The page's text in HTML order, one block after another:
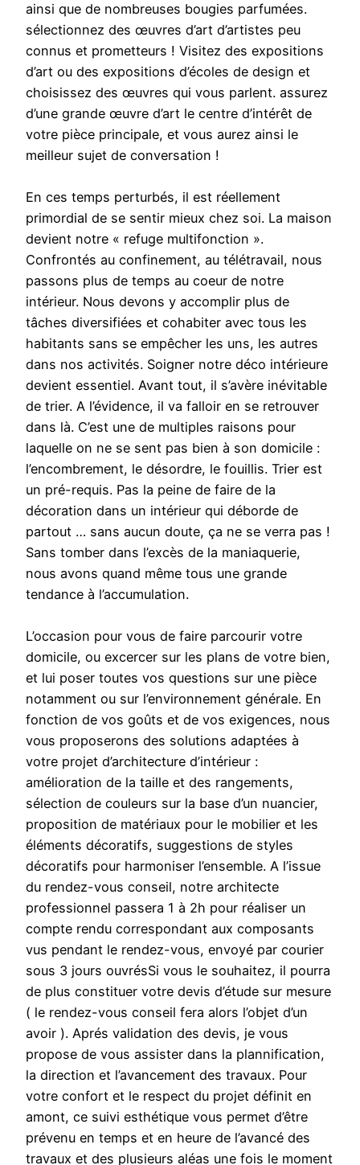
ainsi que de nombreuses bougies parfumées.
sélectionnez des œuvres d’art d’artistes peu
connus et prometteurs ! Visitez des expositions
d’art ou des expositions d’écoles de design et
choisissez des œuvres qui vous parlent. assurez
d’une grande œuvre d’art le centre d’intérêt de
votre pièce principale, et vous aurez ainsi le
meilleur sujet de conversation !
En ces temps perturbés, il est réellement
primordial de se sentir mieux chez soi. La maison
devient notre « refuge multifonction ».
Confrontés au confinement, au télétravail, nous
passons plus de temps au coeur de notre
intérieur. Nous devons y accomplir plus de
tâches diversifiées et cohabiter avec tous les
habitants sans se empêcher les uns, les autres
dans nos activités. Soigner notre déco intérieure
devient essentiel. Avant tout, il s’avère inévitable
de trier. A l’évidence, il va falloir en se retrouver
dans là. C’est une de multiples raisons pour
laquelle on ne se sent pas bien à son domicile :
l’encombrement, le désordre, le fouillis. Trier est
un pré-requis. Pas la peine de faire de la
décoration dans un intérieur qui déborde de
partout … sans aucun doute, ça ne se verra pas !
Sans tomber dans l’excès de la maniaquerie,
nous avons quand même tous une grande
tendance à l’accumulation.
L’occasion pour vous de faire parcourir votre
domicile, ou excercer sur les plans de votre bien,
et lui poser toutes vos questions sur une pièce
notamment ou sur l’environnement générale. En
fonction de vos goûts et de vos exigences, nous
vous proposerons des solutions adaptées à
votre projet d’architecture d’intérieur :
amélioration de la taille et des rangements,
sélection de couleurs sur la base d’un nuancier,
proposition de matériaux pour le mobilier et les
éléments décoratifs, suggestions de styles
décoratifs pour harmoniser l’ensemble. A l’issue
du rendez-vous conseil, notre architecte
professionnel passera 1 à 2h pour réaliser un
compte rendu correspondant aux composants
vus pendant le rendez-vous, envoyé par courier
sous 3 jours ouvrésSi vous le souhaitez, il pourra
de plus constituer votre devis d’étude sur mesure
( le rendez-vous conseil fera alors l’objet d’un
avoir ). Aprés validation des devis, je vous
propose de vous assister dans la plannification,
la direction et l’avancement des travaux. Pour
votre confort et le respect du projet définit en
amont, ce suivi esthétique vous permet d’être
prévenu en temps et en heure de l’avancé des
travaux et des plusieurs aléas une fois le moment